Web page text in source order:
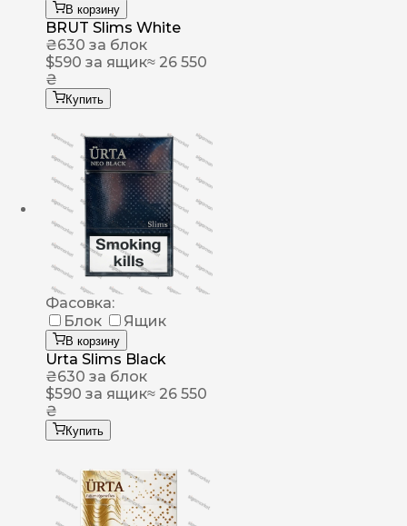
В корзину
BRUT Slims White
₴630 за блок
$590 за ящик≈ 26 550
₴
Купить
Фасовка:
Блок
Ящик
В корзину
Urta Slims Black
₴630 за блок
$590 за ящик≈ 26 550
₴
Купить